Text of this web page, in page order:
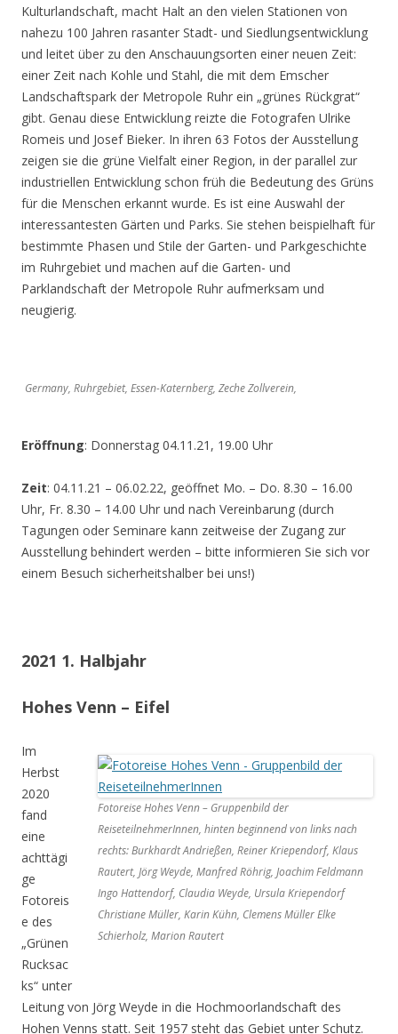
Kulturlandschaft, macht Halt an den vielen Stationen von
nahezu 100 Jahren rasanter Stadt- und Siedlungsentwicklung
und leitet über zu den Anschauungsorten einer neuen Zeit:
einer Zeit nach Kohle und Stahl, die mit dem Emscher
Landschaftspark der Metropole Ruhr ein „grünes Rückgrat“
gibt. Genau diese Entwicklung reizte die Fotografen Ulrike
Romeis und Josef Bieker. In ihren 63 Fotos der Ausstellung
zeigen sie die grüne Vielfalt einer Region, in der parallel zur
industriellen Entwicklung schon früh die Bedeutung des Grüns
für die Menschen erkannt wurde. Es ist eine Auswahl der
interessantesten Gärten und Parks. Sie stehen beispielhaft für
bestimmte Phasen und Stile der Garten- und Parkgeschichte
im Ruhrgebiet und machen auf die Garten- und
Parklandschaft der Metropole Ruhr aufmerksam und
neugierig.
Germany, Ruhrgebiet, Essen-Katernberg, Zeche Zollverein,
Eröffnung: Donnerstag 04.11.21, 19.00 Uhr
Zeit: 04.11.21 – 06.02.22, geöffnet Mo. – Do. 8.30 – 16.00
Uhr, Fr. 8.30 – 14.00 Uhr und nach Vereinbarung (durch
Tagungen oder Seminare kann zeitweise der Zugang zur
Ausstellung behindert werden – bitte informieren Sie sich vor
einem Besuch sicherheitshalber bei uns!)
2021 1. Halbjahr
Hohes Venn – Eifel
Fotoreise Hohes Venn – Gruppenbild der
ReiseteilnehmerInnen, hinten beginnend von links nach
rechts: Burkhardt Andrießen, Reiner Kriependorf, Klaus
Rautert, Jörg Weyde, Manfred Röhrig, Joachim Feldmann
Ingo Hattendorf, Claudia Weyde, Ursula Kriependorf
Christiane Müller, Karin Kühn, Clemens Müller Elke
Schierholz, Marion Rautert
Im
Herbst
2020
fand
eine
achttägi
ge
Fotoreis
e des
„Grünen
Rucksac
ks“ unter
Leitung von Jörg Weyde in die Hochmoorlandschaft des
Hohen Venns statt. Seit 1957 steht das Gebiet unter Schutz.